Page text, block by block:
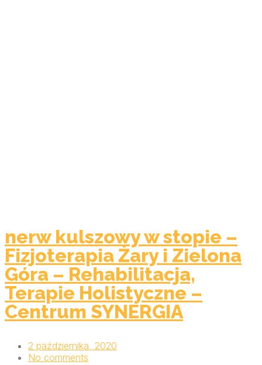
nerw kulszowy w stopie –
Fizjoterapia Żary i Zielona
Góra – Rehabilitacja,
Terapie Holistyczne –
Centrum SYNERGIA
2 października, 2020
No comments